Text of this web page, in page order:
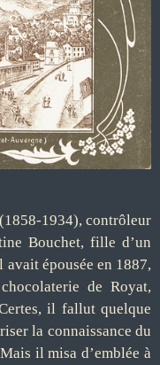
1934), contrôleur
Bouchet, fille d’un
épousée en 1887,
de Royat,
il fallut quelque
la connaissance du
il misa d’emblée à